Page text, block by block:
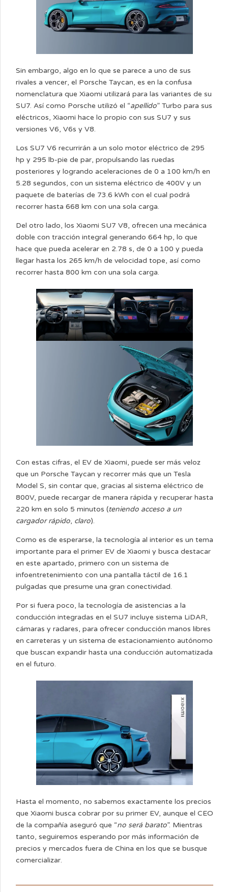
Sin embargo, algo en lo que se parece a uno de sus
rivales a vencer, el Porsche Taycan, es en la confusa
nomenclatura que Xiaomi utilizará para las variantes de su
SU7. Así como Porsche utilizó el “apellido” Turbo para sus
eléctricos, Xiaomi hace lo propio con sus SU7 y sus
versiones V6, V6s y V8.
Los SU7 V6 recurrirán a un solo motor eléctrico de 295
hp y 295 lb-pie de par, propulsando las ruedas
posteriores y logrando aceleraciones de 0 a 100 km/h en
5.28 segundos, con un sistema eléctrico de 400V y un
paquete de baterías de 73.6 kWh con el cual podrá
recorrer hasta 668 km con una sola carga.
Del otro lado, los Xiaomi SU7 V8, ofrecen una mecánica
doble con tracción integral generando 664 hp, lo que
hace que pueda acelerar en 2.78 s, de 0 a 100 y pueda
llegar hasta los 265 km/h de velocidad tope, así como
recorrer hasta 800 km con una sola carga.
Con estas cifras, el EV de Xiaomi, puede ser más veloz
que un Porsche Taycan y recorrer más que un Tesla
Model S, sin contar que, gracias al sistema eléctrico de
800V, puede recargar de manera rápida y recuperar hasta
220 km en solo 5 minutos (teniendo acceso a un
cargador rápido, claro).
Como es de esperarse, la tecnología al interior es un tema
importante para el primer EV de Xiaomi y busca destacar
en este apartado, primero con un sistema de
infoentretenimiento con una pantalla táctil de 16.1
pulgadas que presume una gran conectividad.
Por si fuera poco, la tecnología de asistencias a la
conducción integradas en el SU7 incluye sistema LiDAR,
cámaras y radares, para ofrecer conducción manos libres
en carreteras y un sistema de estacionamiento autónomo
que buscan expandir hasta una conducción automatizada
en el futuro.
Hasta el momento, no sabemos exactamente los precios
que Xiaomi busca cobrar por su primer EV, aunque el CEO
de la compañía aseguró que “no será barato”. Mientras
tanto, seguiremos esperando por más información de
precios y mercados fuera de China en los que se busque
comercializar.